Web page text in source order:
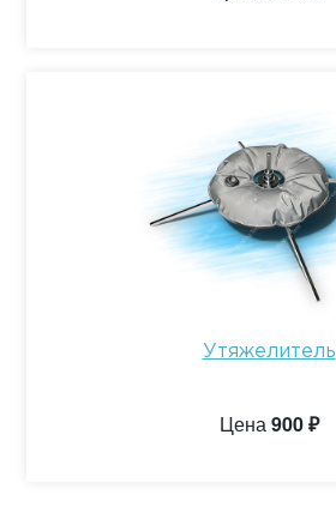
Утяжелитель
Цена900 ₽